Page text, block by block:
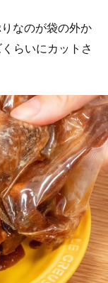
なのが袋の外か
らいにカットさ